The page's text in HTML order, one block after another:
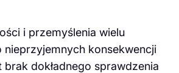
i przemyślenia wielu
nieprzyjemnych konsekwencji
dokładnego sprawdzenia